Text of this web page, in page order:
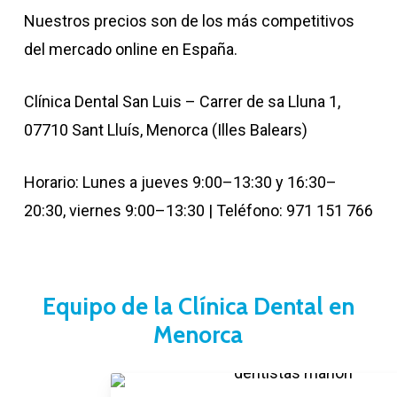
Nuestros precios son de los más competitivos
del mercado online en España.
Clínica Dental San Luis – Carrer de sa Lluna 1,
07710 Sant Lluís, Menorca (Illes Balears)
Horario: Lunes a jueves 9:00–13:30 y 16:30–
20:30, viernes 9:00–13:30 | Teléfono: 971 151 766
Equipo de la Clínica Dental en
Menorca